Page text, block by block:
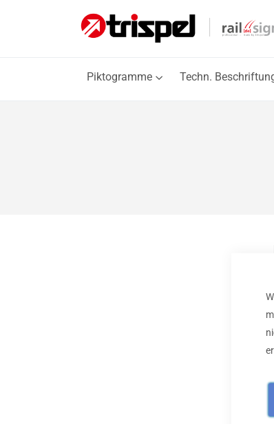
Piktogramme Techn.